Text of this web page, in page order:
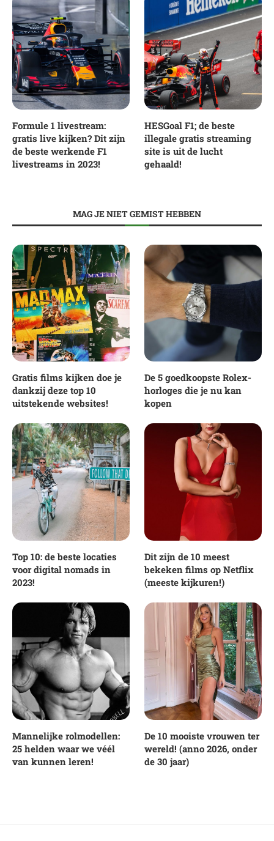
Formule 1 livestream:
gratis live kijken? Dit zijn
de beste werkende F1
livestreams in 2023!
HESGoal F1; de beste
illegale gratis streaming
site is uit de lucht
gehaald!
MAG JE NIET GEMIST HEBBEN
Gratis films kijken doe je
dankzij deze top 10
uitstekende websites!
De 5 goedkoopste Rolex-
horloges die je nu kan
kopen
Top 10: de beste locaties
voor digital nomads in
2023!
Dit zijn de 10 meest
bekeken films op Netflix
(meeste kijkuren!)
Mannelijke rolmodellen:
25 helden waar we véél
van kunnen leren!
De 10 mooiste vrouwen ter
wereld! (anno 2026, onder
de 30 jaar)